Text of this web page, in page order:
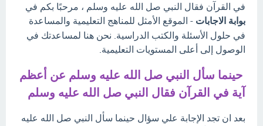
في القرآن فقال النبي صل الله عليه وسلم ، مرحبًا بكم في
بوابة الاجابات - الموقع الأمثل للمناهج التعليمية والمساعدة
في حلول الأسئلة والكتب الدراسية. نحن هنا لمساعدتك في
الوصول إلى أعلى المستويات التعليمية.
حينما سأل النبي صل الله عليه وسلم عن أعظم
آية في القرآن فقال النبي صل الله عليه وسلم
بعد ان تجد الإجابة علي سؤال حينما سأل النبي صل الله عليه